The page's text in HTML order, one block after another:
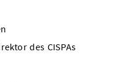
des CISPAs